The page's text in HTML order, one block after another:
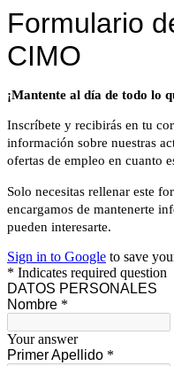
Formulario
CIMO
¡Mantente al día de todo lo
Inscríbete y recibirás en tu
información sobre nuestras
ofertas de empleo en cuanto
Solo necesitas rellenar este
encargamos de mantenerte
pueden interesarte.
Sign in to Google to save
* Indicates required question
DATOS PERSONALES
Nombre *
Your answer
Primer Apellido *